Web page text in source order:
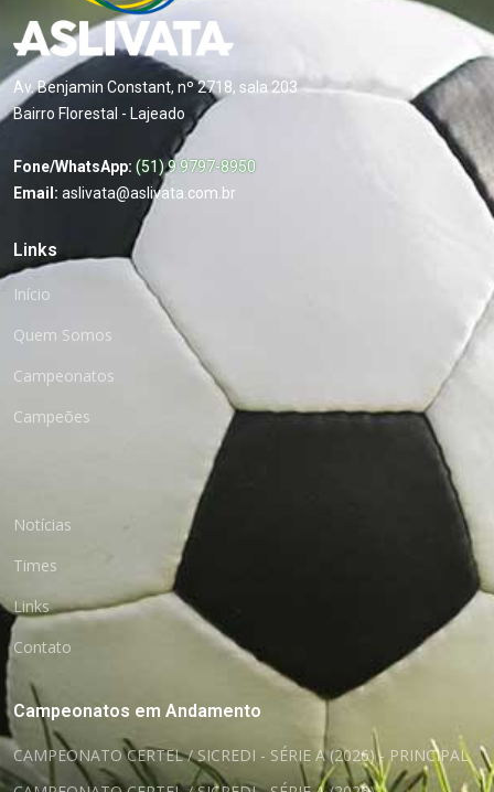
Av. Benjamin Constant, nº 2718, sala 203
Bairro Florestal - Lajeado
Fone/WhatsApp: (51) 9 9797-8950
Email: aslivata@aslivata.com.br
Links
Início
Quem Somos
Campeonatos
Campeões
Notícias
Times
Links
Contato
Campeonatos em Andamento
CAMPEONATO CERTEL / SICREDI - SÉRIE A (2026) - PRINCIPAL